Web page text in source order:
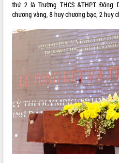
Khám bệnh, cấp phát thuốc miễn phí
và tặng quà người dân xã Cư Pui
Hội nghị UBND tỉnh Đắk Lắk thường kỳ
Lễ truy tặng danh hiệu “Bà Mẹ Việt
Nam Anh hùng” và trao Huân chương
Lao động
UBND tỉnh Đắk Lắk triển khai nhiệm
vụ 6 tháng cuối năm 2026
Kỳ họp thứ Hai, Hội đồng nhân dân
tỉnh khóa XI quyết nghị nhiều nội dung
quan trọng
Bí thư Tỉnh ủy Lương Nguyễn Minh
Triết thăm, tặng quà người có công với
ALBUM ẢNH
thứ 2 là Trường THCS &THPT
chương vàng, 8 huy chương bạc, 2 huy